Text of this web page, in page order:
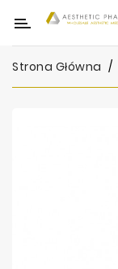
Kategoria
OUTLET
Strona Główna